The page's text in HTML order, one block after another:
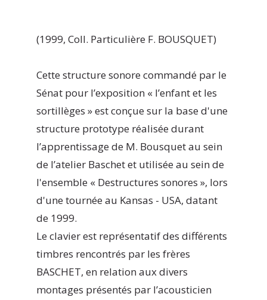
(1999, Coll. Particulière F. BOUSQUET)
Cette structure sonore commandé par le
Sénat pour l’exposition « l’enfant et les
sortillèges » est conçue sur la base d'une
structure prototype réalisée durant
l’apprentissage de M. Bousquet au sein
de l’atelier Baschet et utilisée au sein de
l'ensemble « Destructures sonores », lors
d'une tournée au Kansas - USA, datant
de 1999.
Le clavier est représentatif des différents
timbres rencontrés par les frères
BASCHET, en relation aux divers
montages présentés par l’acousticien